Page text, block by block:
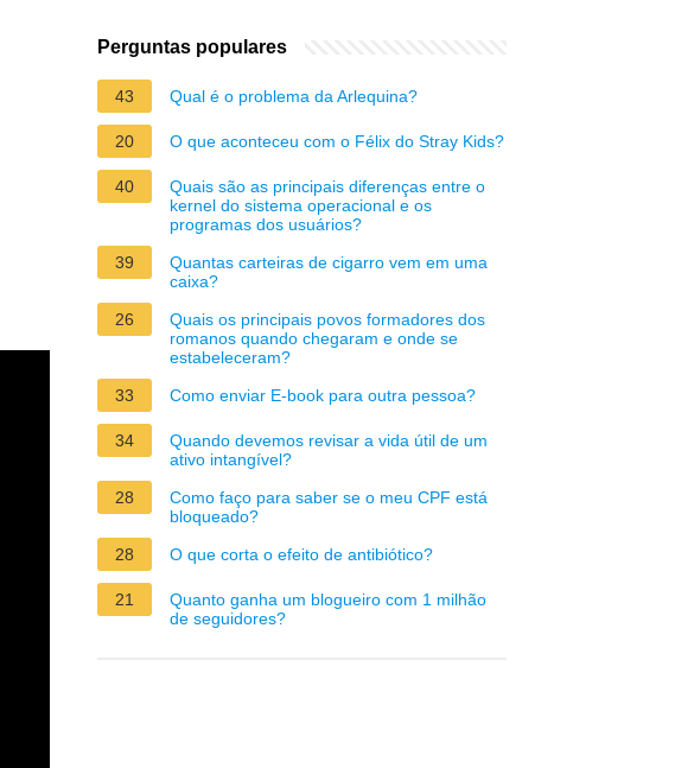
Perguntas populares
43 Qual é o problema da Arlequina?
20 O que aconteceu com o Félix do Stray Kids?
40
Quais são as principais diferenças entre o
kernel do sistema operacional e os
programas dos usuários?
39
Quantas carteiras de cigarro vem em uma
caixa?
26
Quais os principais povos formadores dos
romanos quando chegaram e onde se
estabeleceram?
33
Como enviar E-book para outra pessoa?
34
Quando devemos revisar a vida útil de um
ativo intangível?
28
Como faço para saber se o meu CPF está
bloqueado?
28
O que corta o efeito de antibiótico?
21
Quanto ganha um blogueiro com 1 milhão
de seguidores?